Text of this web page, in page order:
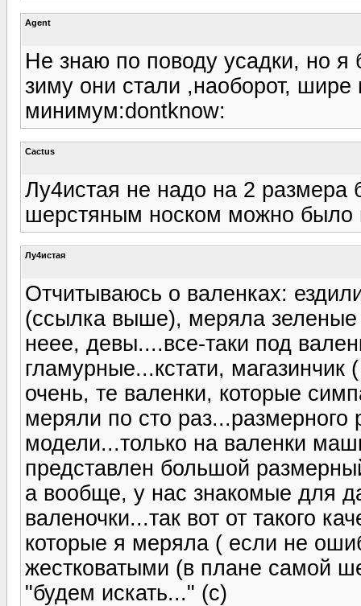
Agent
Не знаю по поводу усадки, но
зиму они стали ,наоборот,
минимум:dontknow:
Cactus
Лу4истая не надо на 2 размера
шерстяным носком можно было
Лу4истая
Отчитываюсь о валенках:
(ссылка выше), меряла
неее, девы....все-таки под
гламурные...кстати, магазинчик
очень, те валенки, которые
меряли по сто раз...размерного
модели...только на валенки
представлен большой
а вообще, у нас знакомые для
валеночки...так вот от такого
которые я меряла ( если не
жестковатыми (в плане самой
"будем искать..." (с)